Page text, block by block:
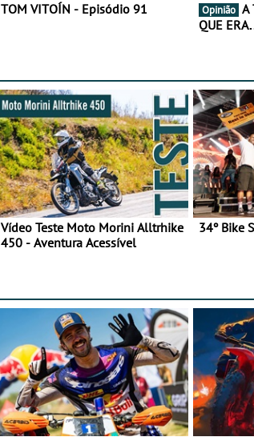
TOM VITOÍN - Episódio 91 Opinião
QUE
Vídeo Teste Moto Morini Alltrhike
450 - Aventura Acessível
34º Bike